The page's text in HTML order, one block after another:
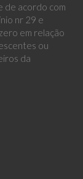
de acordo com
nr 29 e
em relação
ou
da